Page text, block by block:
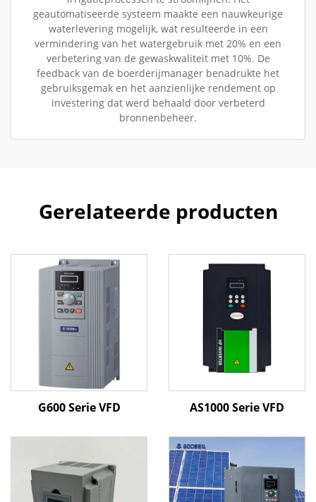
geautomatiseerde systeem maakte een nauwkeurige
waterlevering mogelijk, wat resulteerde in een
vermindering van het watergebruik met 20% en een
verbetering van de gewaskwaliteit met 10%. De
feedback van de boerderijmanager benadrukte het
gebruiksgemak en het aanzienlijke rendement op
investering dat werd behaald door verbeterd
bronnenbeheer.
Gerelateerde producten
G600 Serie VFD AS1000 Serie VFD